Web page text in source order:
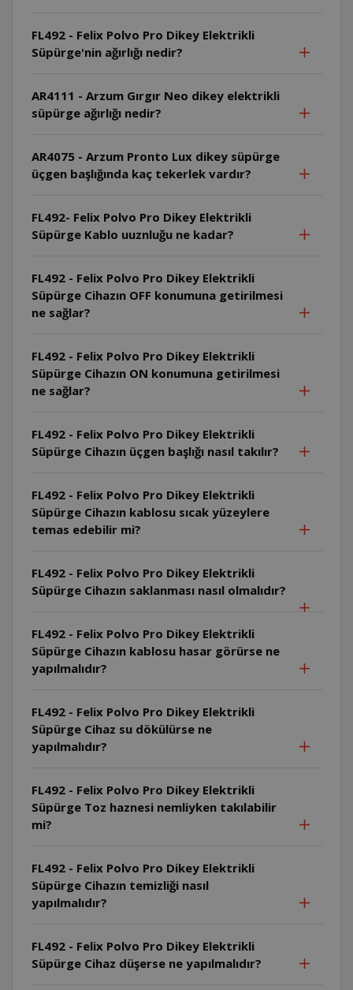
FL492 - Felix Polvo Pro Dikey Elektrikli
Süpürge'nin ağırlığı nedir?
AR4111 - Arzum Gırgır Neo dikey elektrikli
süpürge ağırlığı nedir?
AR4075 - Arzum Pronto Lux dikey süpürge
üçgen başlığında kaç tekerlek vardır?
FL492- Felix Polvo Pro Dikey Elektrikli
Süpürge Kablo uuznluğu ne kadar?
FL492 - Felix Polvo Pro Dikey Elektrikli
Süpürge Cihazın OFF konumuna getirilmesi
ne sağlar?
FL492 - Felix Polvo Pro Dikey Elektrikli
Süpürge Cihazın ON konumuna getirilmesi
ne sağlar?
FL492 - Felix Polvo Pro Dikey Elektrikli
Süpürge Cihazın üçgen başlığı nasıl takılır?
FL492 - Felix Polvo Pro Dikey Elektrikli
Süpürge Cihazın kablosu sıcak yüzeylere
temas edebilir mi?
FL492 - Felix Polvo Pro Dikey Elektrikli
Süpürge Cihazın saklanması nasıl olmalıdır?
FL492 - Felix Polvo Pro Dikey Elektrikli
Süpürge Cihazın kablosu hasar görürse ne
yapılmalıdır?
FL492 - Felix Polvo Pro Dikey Elektrikli
Süpürge Cihaz su dökülürse ne
yapılmalıdır?
FL492 - Felix Polvo Pro Dikey Elektrikli
Süpürge Toz haznesi nemliyken takılabilir
mi?
FL492 - Felix Polvo Pro Dikey Elektrikli
Süpürge Cihazın temizliği nasıl
yapılmalıdır?
FL492 - Felix Polvo Pro Dikey Elektrikli
Süpürge Cihaz düşerse ne yapılmalıdır?